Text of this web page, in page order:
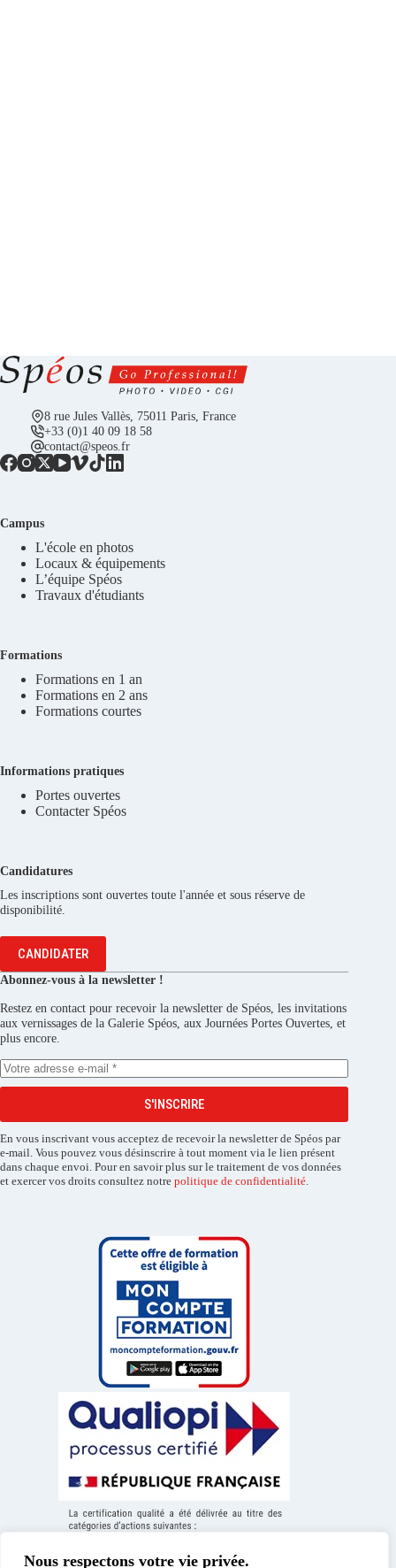
Nous respectons votre vie privée.
8 rue Jules Vallès, 75011 Paris, France
+33 (0)1 40 09 18 58
contact@speos.fr
Campus
L'école en photos
Locaux & équipements
L’équipe Spéos
Travaux d'étudiants
Formations
Formations en 1 an
Formations en 2 ans
Formations courtes
Informations pratiques
Portes ouvertes
Contacter Spéos
Candidatures
Les inscriptions sont ouvertes toute l'année et sous réserve de
disponibilité.
CANDIDATER
Abonnez-vous à la newsletter !
Restez en contact pour recevoir la newsletter de Spéos, les invitations
aux vernissages de la Galerie Spéos, aux Journées Portes Ouvertes, et
plus encore.
S'INSCRIRE
En vous inscrivant vous acceptez de recevoir la newsletter de Spéos par
e-mail. Vous pouvez vous désinscrire à tout moment via le lien présent
dans chaque envoi. Pour en savoir plus sur le traitement de vos données
et exercer vos droits consultez notre politique de confidentialité.